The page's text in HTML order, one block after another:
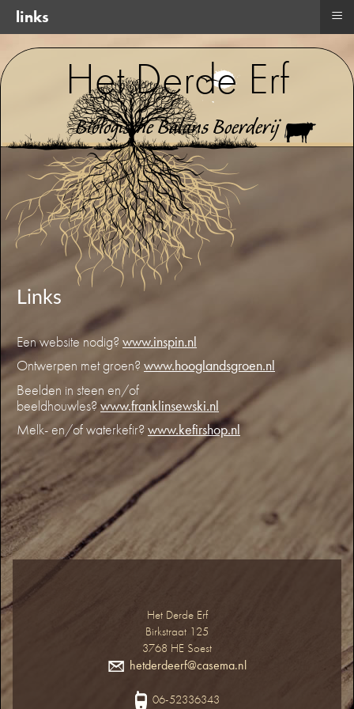
Het Derde Erf
Biologische Balans Boerderij
Links
Een website nodig? www.inspin.nl
Ontwerpen met groen? www.hooglandsgroen.nl
Beelden in steen en/of
beeldhouwles? www.franklinsewski.nl
Melk- en/of waterkefir? www.kefirshop.nl
Het Derde Erf
Birkstraat 125
3768 HE Soest
hetderdeerf@casema.nl
06-52336343
links ≡